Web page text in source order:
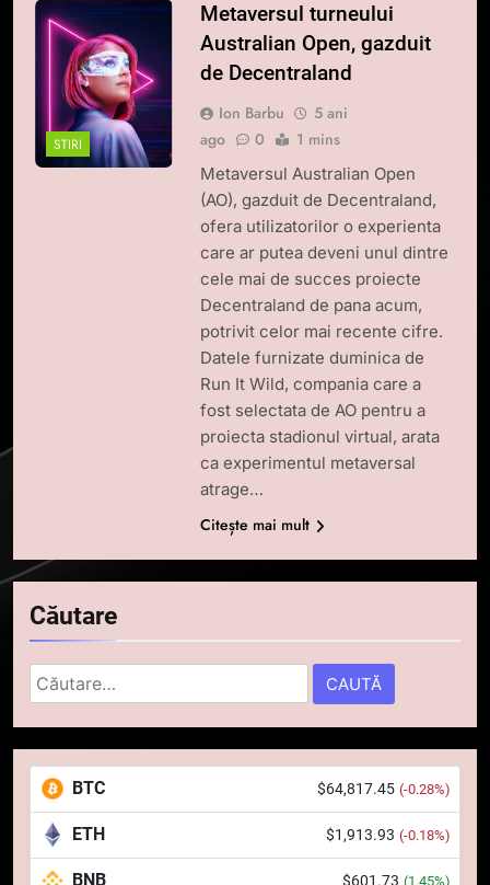
STIRI
Metaversul turneului
Australian Open, gazduit
de Decentraland
Ion Barbu
5 ani
ago
0 1 mins
Metaversul Australian Open
(AO), gazduit de Decentraland,
ofera utilizatorilor o experienta
care ar putea deveni unul dintre
cele mai de succes proiecte
Decentraland de pana acum,
potrivit celor mai recente cifre.
Datele furnizate duminica de
Run It Wild, compania care a
fost selectata de AO pentru a
proiecta stadionul virtual, arata
ca experimentul metaversal
atrage…
Citește mai mult
Căutare
Caută
după:
BTC $64,817.45 (-0.28%)
ETH $1,913.93 (-0.18%)
BNB (1.45%)
dolari cu sprijinul Ripple, apoi a
pierdut jumătate din aceștia
într-un atac cibernetic în mai
puțin de 24 de ore
6